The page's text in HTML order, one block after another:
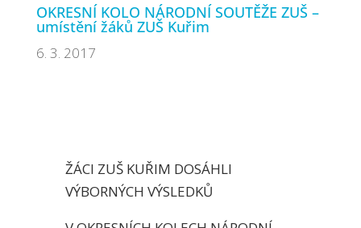
OKRESNÍ KOLO NÁRODNÍ SOUTĚŽE ZUŠ –
umístění žáků ZUŠ Kuřim
6. 3. 2017
ŽÁCI ZUŠ KUŘIM DOSÁHLI
VÝBORNÝCH VÝSLEDKŮ